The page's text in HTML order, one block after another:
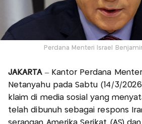
Perdana Menteri Israel
JAKARTA– Kantor Perdana
Netanyahu pada Sabtu (14/3/
klaim di media sosial yang
telah dibunuh sebagai respons
serangan Amerika Serikat (AS)